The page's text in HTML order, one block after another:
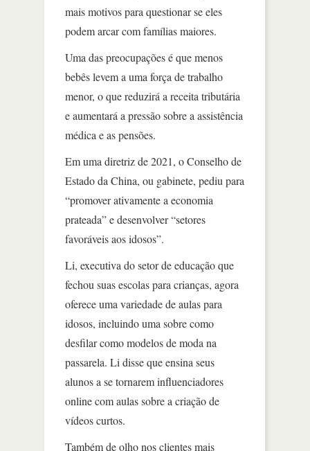
mais motivos para questionar se eles
podem arcar com famílias maiores.
Uma das preocupações é que menos
bebês levem a uma força de trabalho
menor, o que reduzirá a receita tributária
e aumentará a pressão sobre a assistência
médica e as pensões.
Em uma diretriz de 2021, o Conselho de
Estado da China, ou gabinete, pediu para
“promover ativamente a economia
prateada” e desenvolver “setores
favoráveis aos idosos”.
Li, executiva do setor de educação que
fechou suas escolas para crianças, agora
oferece uma variedade de aulas para
idosos, incluindo uma sobre como
desfilar como modelos de moda na
passarela. Li disse que ensina seus
alunos a se tornarem influenciadores
online com aulas sobre a criação de
vídeos curtos.
Também de olho nos clientes mais